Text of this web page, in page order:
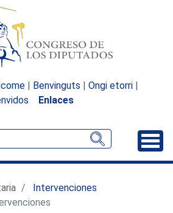
| Benvinguts | Ongi etorri |
Enlaces
Intervenciones